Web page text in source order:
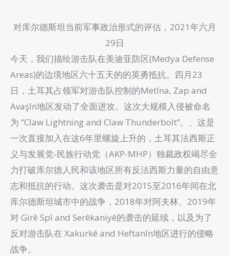
对库尔德斯坦当前军事政治形式的评估，2021年六月
29日
今天，我们描绘游击队在美迪亚防区(Medya Defense
Areas)的边境地区六十五天的的英勇抵抗。四月23
日，土耳其占领军对游击队控制的Metîna, Zap and
Avaşîn地区发动了全面进攻。这次大规模入侵被命名
为 “Claw Lightning and Claw Thunderbolt”。、这是
一次直接加入在这6年里螺旋上升的，土耳其法西斯正
义与发展党-民族行动党（AKP-MHP）独裁政权竭尽全
力打破库尔德人民和该地区所有反法西斯力量的自由意
志和抵抗的行动。这次袭击是对2015至2016年间在北
库尔德斯坦城市中的战争，2018年对阿夫林、2019年
对 Girê Spî and Serêkaniyê的袭击的延续，以及为了
反对游击队在 Xakurkê and Heftanîn地区进行的侵略
战争。